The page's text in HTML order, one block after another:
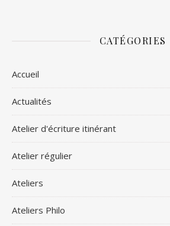
CATÉGORIES
Accueil
Actualités
Atelier d'écriture itinérant
Atelier régulier
Ateliers
Ateliers Philo